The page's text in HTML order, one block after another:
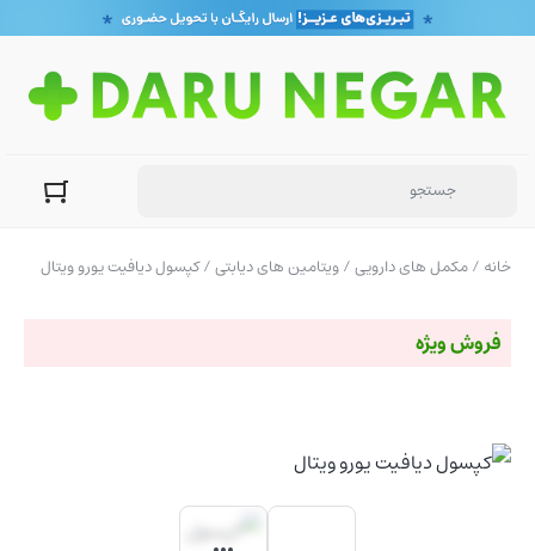
خانه /مکمل های دارویی/ویتامین های دیابتی/ کپسول دیافیت یورو ویتال
فروش ویژه